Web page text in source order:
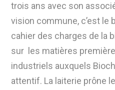
trois ans avec son
vision commune, c’est le
cahier des charges de la
sur les matières
industriels auxquels
attentif. La laiterie prône